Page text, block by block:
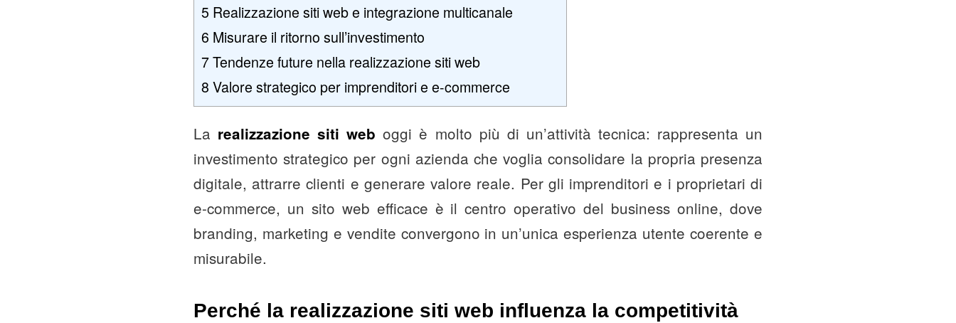
5 Realizzazione siti web e integrazione multicanale
6 Misurare il ritorno sull’investimento
7Tendenze future nella realizzazione siti web
8 Valore strategico per imprenditori e e-commerce
La realizzazione siti web oggi è molto più di un’attività tecnica: rappresenta un
investimento strategico per ogni azienda che voglia consolidare la propria presenza
digitale, attrarre clienti e generare valore reale. Per gli imprenditori e i proprietari di
e-commerce, un sito web efficace è il centro operativo del business online, dove
branding, marketing e vendite convergono in un’unica esperienza utente coerente e
misurabile.
Perché la realizzazione siti web influenza la competitività